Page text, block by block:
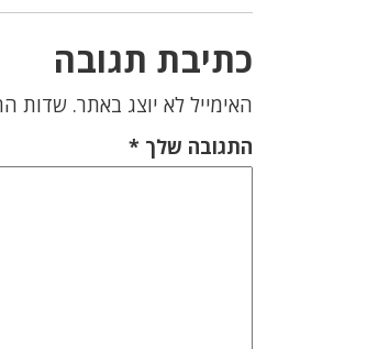
כתיבת תגובה
האימייל לא יוצג באתר. שדות
התגובה שלך*